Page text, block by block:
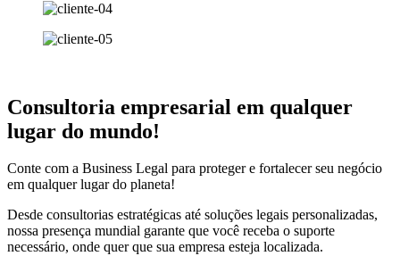
Consultoria empresarial em qualquer
lugar do mundo!
Conte com a Business Legal para proteger e fortalecer seu negócio
em qualquer lugar do planeta!
Desde consultorias estratégicas até soluções legais personalizadas,
nossa presença mundial garante que você receba o suporte
necessário, onde quer que sua empresa esteja localizada.